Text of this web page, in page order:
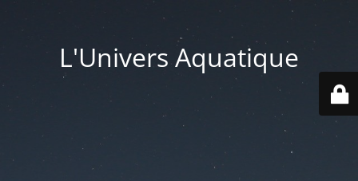
L'Univers Aquatique